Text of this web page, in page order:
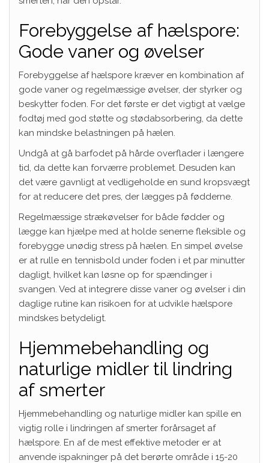
Forebyggelse af hælspore:
Gode vaner og øvelser
Forebyggelse af hælspore kræver en kombination af
gode vaner og regelmæssige øvelser, der styrker og
beskytter foden. For det første er det vigtigt at vælge
fodtøj med god støtte og stødabsorbering, da dette
kan mindske belastningen på hælen.
Undgå at gå barfodet på hårde overflader i længere
tid, da dette kan forværre problemet. Desuden kan
det være gavnligt at vedligeholde en sund kropsvægt
for at reducere det pres, der lægges på fødderne.
Regelmæssige strækøvelser for både fødder og
lægge kan hjælpe med at holde senerne fleksible og
forebygge unødig stress på hælen. En simpel øvelse
er at rulle en tennisbold under foden i et par minutter
dagligt, hvilket kan løsne op for spændinger i
svangen. Ved at integrere disse vaner og øvelser i din
daglige rutine kan risikoen for at udvikle hælspore
mindskes betydeligt.
Hjemmebehandling og
naturlige midler til lindring
af smerter
Hjemmebehandling og naturlige midler kan spille en
vigtig rolle i lindringen af smerter forårsaget af
hælspore. En af de mest effektive metoder er at
anvende ispakninger på det berørte område i 15-20